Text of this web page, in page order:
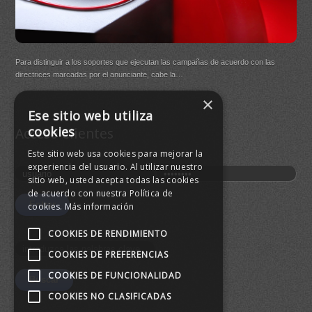
Para distinguir a los soportes que ejecutan las campañas de acuerdo con las
directrices marcadas por el anunciante, cabe la…
Acceso Clientes
×
Ese sitio web utiliza
cookies
Este sitio web usa cookies para mejorar la
experiencia del usuario. Al utilizar nuestro
sitio web, usted acepta todas las cookies
de acuerdo con nuestra Política de
cookies. Más información
COOKIES DE RENDIMIENTO
COOKIES DE PREFERENCIAS
COOKIES DE FUNCIONALIDAD
COOKIES NO CLASIFICADAS